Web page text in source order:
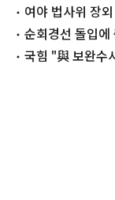
만…검찰의 업보"
여야 법사위 장
외면"(종합)
순회경선 돌입
공방 지속
국힘 "與 보완수